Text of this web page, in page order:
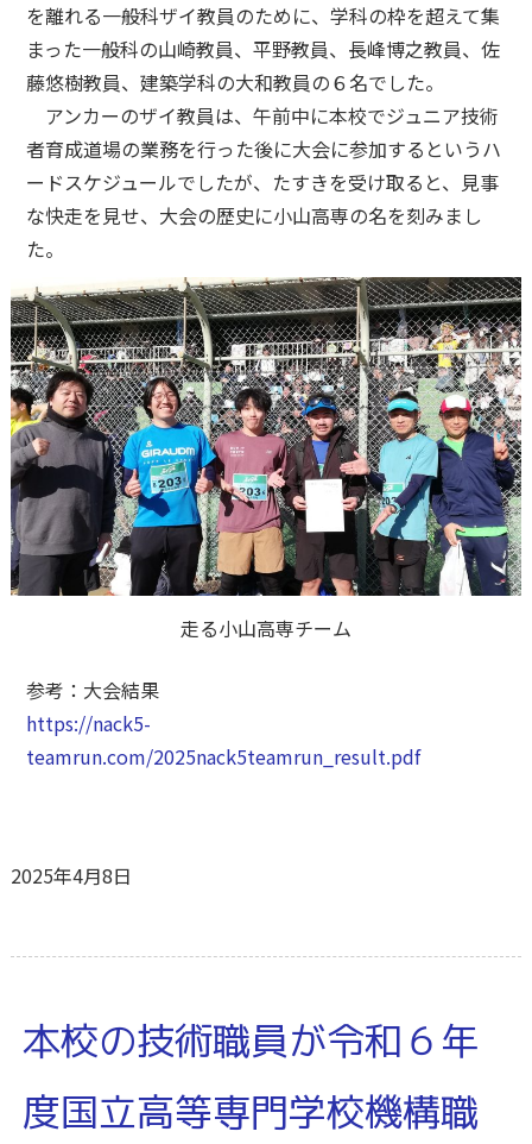
を離れる一般科ザイ教員のために、学科の枠を超えて集
まった一般科の山崎教員、平野教員、長峰博之教員、佐
藤悠樹教員、建築学科の大和教員の６名でした。
アンカーのザイ教員は、午前中に本校でジュニア技術
者育成道場の業務を行った後に大会に参加するというハ
ードスケジュールでしたが、たすきを受け取ると、見事
な快走を見せ、大会の歴史に小山高専の名を刻みまし
た。
走る小山高専チーム
参考：大会結果
https://nack5-
teamrun.com/2025nack5teamrun_result.pdf
2025年4月8日
本校の技術職員が令和６年
度国立高等専門学校機構職